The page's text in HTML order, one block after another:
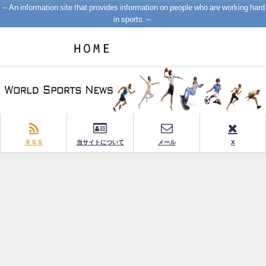
～An information site that provides information on people who are working hard
in sports.～
ＲＳＳ 当サイトについて メール X